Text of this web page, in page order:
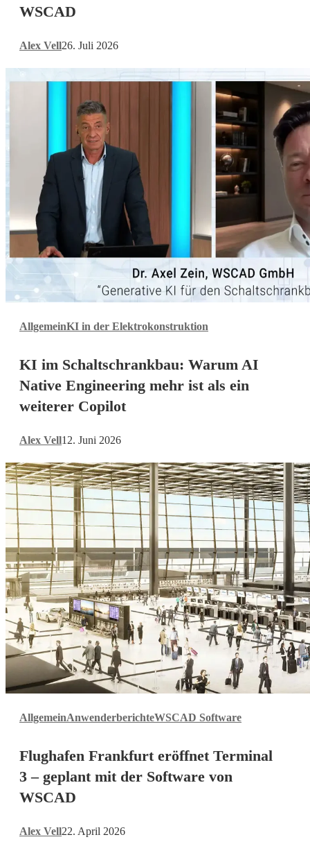
Software
Schulung
von
WSCAD
Alex Vell26. Juli 2026
AllgemeinKI in der Elektrokonstruktion
Warum
Engineering
als
ein
weiterer
Copilot
KI im Schaltschrankbau: Warum AI
Native Engineering mehr ist als ein
weiterer Copilot
Alex Vell12. Juni 2026
AllgemeinAnwenderberichteWSCAD Software
Frankfurt
Terminal
geplant
Flughafen Frankfurt eröffnet Terminal
3 – geplant mit der Software von
WSCAD
Alex Vell22. April 2026